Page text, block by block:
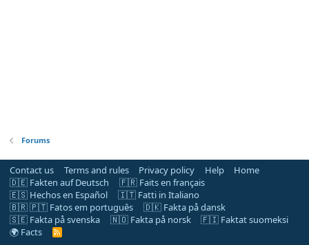
Forums
Contact us Terms and rules Privacy policy Help
Home
🇩🇪 Fakten auf Deutsch
🇫🇷 Faits en français
🇪🇸 Hechos en Español
🇮🇹 Fatti in Italiano
🇧🇷 🇵🇹 Fatos em português
🇩🇰 Fakta på dansk
🇸🇪 Fakta på svenska
🇳🇴 Fakta på norsk
🇫🇮 Faktat suomeksi
🌍 Facts
R